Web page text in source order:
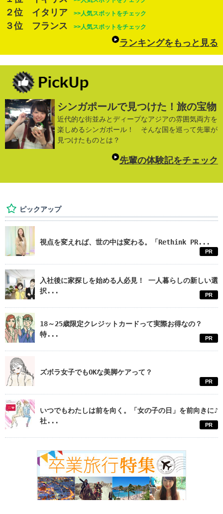
２位 イタリア >>人気スポットをチェック
３位 フランス >>人気スポットをチェック
ランキングをもっと見る
シンガポールで見つけた！旅の宝物
近代的な街並みとディープなアジアの雰囲気両方を
楽しめるシンガポール！ そんな国を巡って先輩が
見つけたものとは？
先輩の体験記をチェック
ピックアップ
視点を変えれば、世の中は変わる。「Rethink PR...
PR
入社後に家探しを始める人必見！ 一人暮らしの新しい選
択...
PR
18～25歳限定クレジットカードって実際お得なの？
特...
PR
ズボラ女子でもOKな美脚ケアって？
PR
いつでもわたしは前を向く。「女の子の日」を前向きに♪
社...
PR